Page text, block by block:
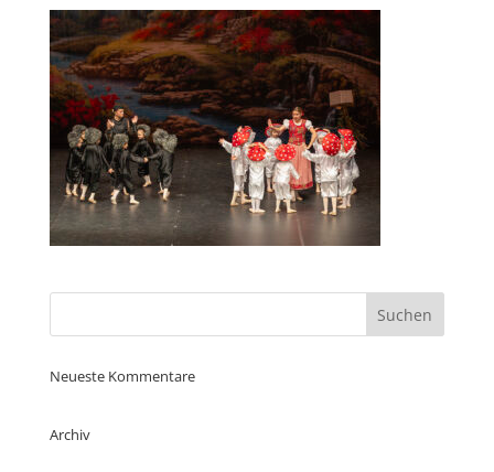
Neueste Kommentare
Archiv